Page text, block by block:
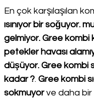
En çok karşılaşılan
ısınıyor bir soğuyor.
gelmiyor. Gree kombi
petekler havası
düşüyor. Gree kombi
kadar ?. Gree kombi
sokmuyor ve daha bir